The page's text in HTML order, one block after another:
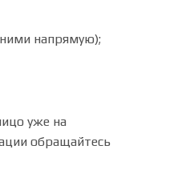
напрямую);
уже на
обращайтесь